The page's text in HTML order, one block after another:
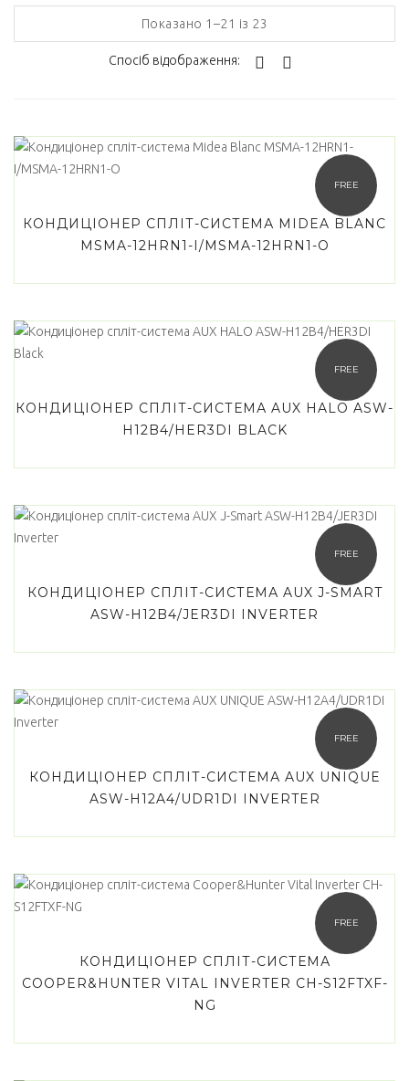
Категорії товарів
Africa (0)
AUX (3)
Comfort Heat
Haier(3)
LG (0)
Опціонально (9)
Filter
Показано 1–21 із 23
Спосіб відображення:
FREE
КОНДИЦIОНЕР СПЛІТ-СИСТЕМА MIDEA BLANC
MSMA-12HRN1-I/MSMA-12HRN1-O
FREE
КОНДИЦІОНЕР СПЛІТ-СИСТЕМА AUX HALO ASW-
H12B4/HER3DI BLACK
FREE
КОНДИЦІОНЕР СПЛІТ-СИСТЕМА AUX J-SMART
ASW-H12B4/JER3DI INVERTER
FREE
КОНДИЦІОНЕР СПЛІТ-СИСТЕМА AUX UNIQUE
ASW-H12A4/UDR1DI INVERTER
FREE
КОНДИЦІОНЕР СПЛІТ-СИСТЕМА
COOPER&HUNTER VITAL INVERTER CH-S12FTXF-
NG